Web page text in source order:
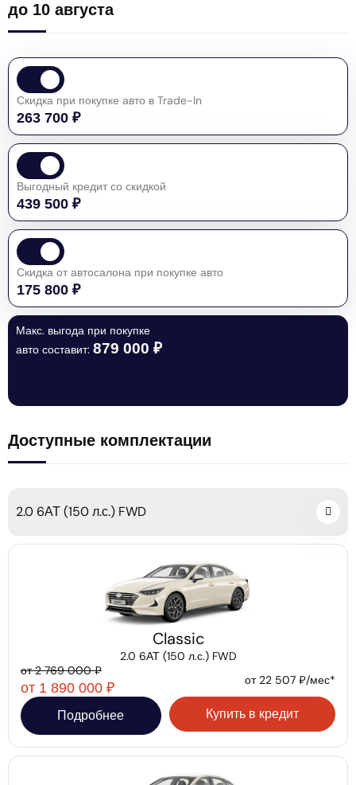
до 10 августа
Скидка при покупке авто в Trade-In
263 700 ₽
Выгодный кредит со скидкой
439 500 ₽
Скидка от автосалона при покупке авто
175 800 ₽
Макс. выгода при покупке
авто составит: 879 000 ₽
Доступные комплектации
2.0 6АТ (150 л.с.) FWD
Classic
2.0 6АТ (150 л.с.) FWD
от 2 769 000 ₽
от 1 890 000 ₽ от 22 507 ₽/мес*
Подробнее Купить в кредит